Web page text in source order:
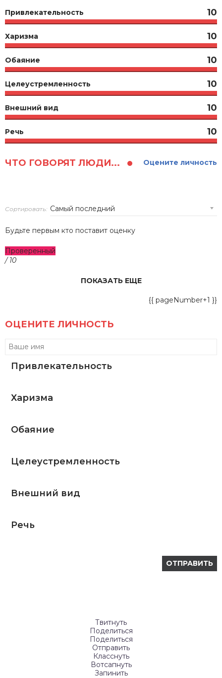
Привлекательность 10
Харизма 10
Обаяние 10
Целеустремленность 10
Внешний вид 10
Речь 10
ЧТО ГОВОРЯТ ЛЮДИ... Оцените личность
Сортировать:
Будьте первым кто поставит оценку
Проверенный
/ 10
ПОКАЗАТЬ ЕЩЕ
{{ pageNumber+1 }}
ОЦЕНИТЕ ЛИЧНОСТЬ
Привлекательность
Харизма
Обаяние
Целеустремленность
Внешний вид
Речь
Твитнуть
Поделиться
Поделиться
Отправить
Класснуть
Вотсапнуть
Запинить